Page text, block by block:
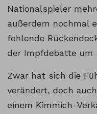
Nationalspieler
außerdem nochmal
fehlende
der Impfdebatte um
Zwar hat sich die
verändert, doch
einem Kimmich-